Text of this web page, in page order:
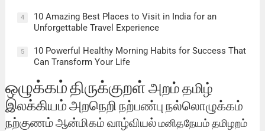
4
10 Amazing Best Places to Visit in India for an
Unforgettable Travel Experience
5
10 Powerful Healthy Morning Habits for Success That
Can Transform Your Life
ஒழுக்கம்திருக்குறள்அறம்தமிழ்
இலக்கியம்அறநெறி நற்பண்பு நல்லொழுக்கம்
நற்குணம்ஆன்மிகம் வாழ்வியல்மனிதநேயம்தமிழறம்